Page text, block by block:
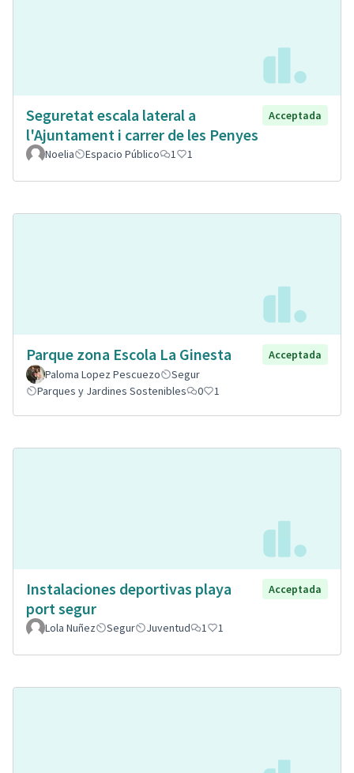
Seguretat escala lateral a
l'Ajuntament i carrer de les Penyes
Acceptada
Noelia Espacio Público 1 1
Parque zona Escola La Ginesta
Acceptada
Paloma Lopez Pescuezo
Segur
Parques y Jardines Sostenibles
0 1
Instalaciones deportivas playa
port segur
Acceptada
Lola Nuñez Segur Juventud 1 1